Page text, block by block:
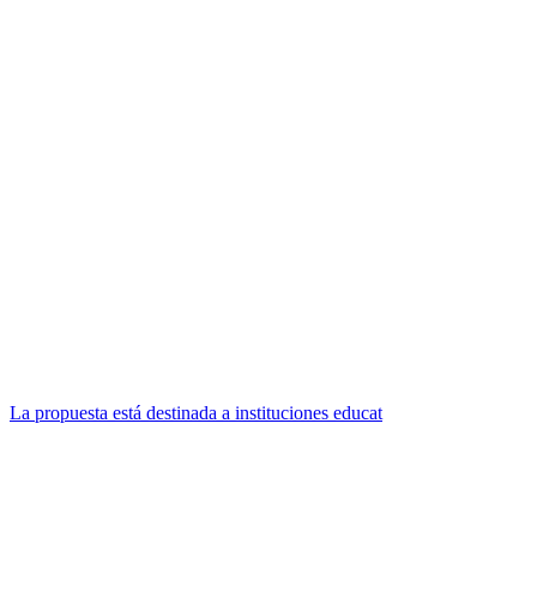
La propuesta está destinada a instituciones educat